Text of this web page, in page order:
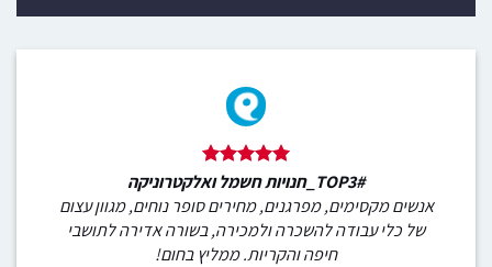
#TOP3_חנויות חשמל ואלקטרוניקה
אנשים מקסימים, מפרגנים, מחירים סופר נוחים, מגוון עצום
של כלי עבודה להשכרה ולמכירה, בשורה אדירה לתושבי
חיפה והקריות. ממליץ בחום!